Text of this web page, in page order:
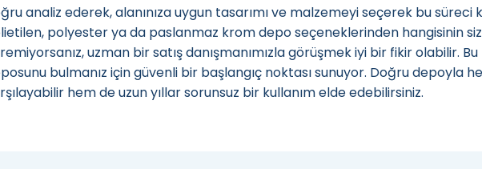
analiz ederek, alanınıza uygun tasarımı ve malzemeyi seçerek bu süreci
polyester ya da paslanmaz krom depo seçeneklerinden hangisinin
uzman bir satış danışmanımızla görüşmek iyi bir fikir olabilir.
bulmanız için güvenli bir başlangıç noktası sunuyor. Doğru depoyla
hem de uzun yıllar sorunsuz bir kullanım elde edebilirsiniz.